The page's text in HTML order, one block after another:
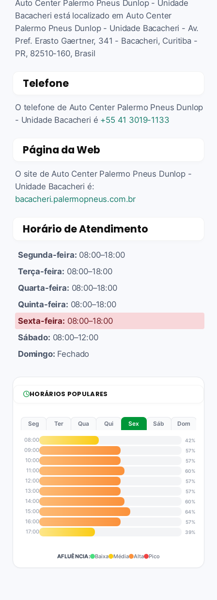
Auto Center Palermo Pneus Dunlop - Unidade
Bacacheri está localizado em Auto Center
Palermo Pneus Dunlop - Unidade Bacacheri - Av.
Pref. Erasto Gaertner, 341 - Bacacheri, Curitiba -
PR, 82510-160, Brasil
Telefone
O telefone de Auto Center Palermo Pneus Dunlop
- Unidade Bacacheri é +55 41 3019-1133
Página da Web
O site de Auto Center Palermo Pneus Dunlop -
Unidade Bacacheri é:
bacacheri.palermopneus.com.br
Horário de Atendimento
Segunda-feira: 08:00–18:00
Terça-feira: 08:00–18:00
Quarta-feira: 08:00–18:00
Quinta-feira: 08:00–18:00
Sexta-feira: 08:00–18:00
Sábado: 08:00–12:00
Domingo: Fechado
HORÁRIOS POPULARES
Seg Ter Qua Qui Sex Sáb Dom
08:00 42%
09:00 57%
10:00 57%
11:00 60%
12:00 57%
13:00 57%
14:00 60%
15:00 64%
16:00 57%
17:00 39%
AFLUÊNCIA: Baixa Média Alta Pico